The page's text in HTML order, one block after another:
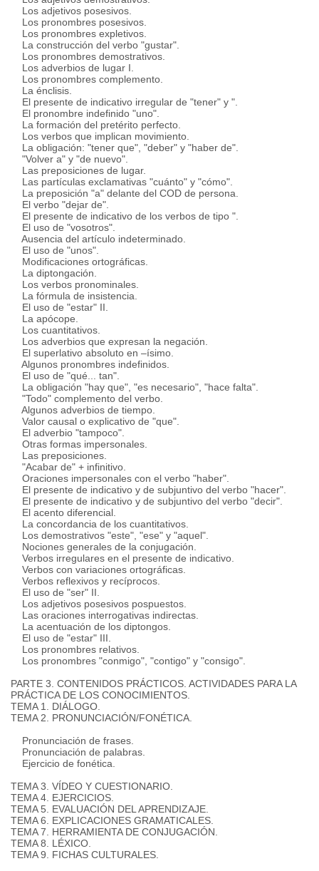
Los adjetivos posesivos.
Los pronombres posesivos.
Los pronombres expletivos.
La construcción del verbo "gustar".
Los pronombres demostrativos.
Los adverbios de lugar I.
Los pronombres complemento.
La énclisis.
El presente de indicativo irregular de "tener" y ".
El pronombre indefinido "uno".
La formación del pretérito perfecto.
Los verbos que implican movimiento.
La obligación: "tener que", "deber" y "haber de".
"Volver a" y "de nuevo".
Las preposiciones de lugar.
Las partículas exclamativas "cuánto" y "cómo".
La preposición "a" delante del COD de persona.
El verbo "dejar de".
El presente de indicativo de los verbos de tipo ".
El uso de "vosotros".
Ausencia del artículo indeterminado.
El uso de "unos".
Modificaciones ortográficas.
La diptongación.
Los verbos pronominales.
La fórmula de insistencia.
El uso de "estar" II.
La apócope.
Los cuantitativos.
Los adverbios que expresan la negación.
El superlativo absoluto en –ísimo.
Algunos pronombres indefinidos.
El uso de "qué... tan".
La obligación "hay que", "es necesario", "hace falta".
"Todo" complemento del verbo.
Algunos adverbios de tiempo.
Valor causal o explicativo de "que".
El adverbio "tampoco".
Otras formas impersonales.
Las preposiciones.
"Acabar de" + infinitivo.
Oraciones impersonales con el verbo "haber".
El presente de indicativo y de subjuntivo del verbo "hacer".
El presente de indicativo y de subjuntivo del verbo "decir".
El acento diferencial.
La concordancia de los cuantitativos.
Los demostrativos "este", "ese" y "aquel".
Nociones generales de la conjugación.
Verbos irregulares en el presente de indicativo.
Verbos con variaciones ortográficas.
Verbos reflexivos y recíprocos.
El uso de "ser" II.
Los adjetivos posesivos pospuestos.
Las oraciones interrogativas indirectas.
La acentuación de los diptongos.
El uso de "estar" III.
Los pronombres relativos.
Los pronombres "conmigo", "contigo" y "consigo".
PARTE 3. CONTENIDOS PRÁCTICOS. ACTIVIDADES PARA LA
PRÁCTICA DE LOS CONOCIMIENTOS.
TEMA 1. DIÁLOGO.
TEMA 2. PRONUNCIACIÓN/FONÉTICA.
Pronunciación de frases.
Pronunciación de palabras.
Ejercicio de fonética.
TEMA 3. VÍDEO Y CUESTIONARIO.
TEMA 4. EJERCICIOS.
TEMA 5. EVALUACIÓN DEL APRENDIZAJE.
TEMA 6. EXPLICACIONES GRAMATICALES.
TEMA 7. HERRAMIENTA DE CONJUGACIÓN.
TEMA 8. LÉXICO.
TEMA 9. FICHAS CULTURALES.